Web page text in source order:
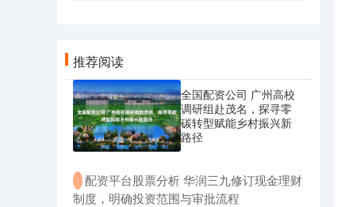
推荐阅读
全国配资公司 广州高校
调研组赴茂名，探寻零
碳转型赋能乡村振兴新
路径
· ​配资平台股票分析 华润三九修订现金理财
制度，明确投资范围与审批流程